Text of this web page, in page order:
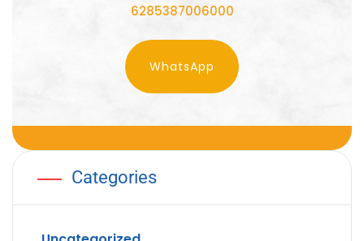
6285387006000
WhatsApp
Categories